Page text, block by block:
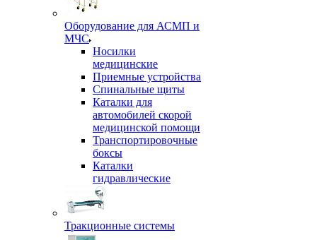
Оборудование для АСМП и
МЧС
Носилки
медицинские
Приемные устройства
Спинальные щиты
Каталки для
автомобилей скорой
медицинской помощи
Транспортировочные
боксы
Каталки
гидравлические
Тракционные системы